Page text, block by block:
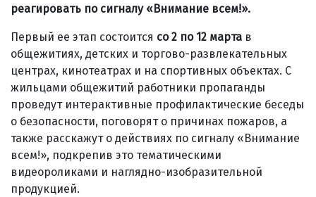
реагировать по сигналу «Внимание всем!».
Первый ее этап состоится со 2 по 12 марта в
общежитиях, детских и торгово-развлекательных
центрах, кинотеатрах и на спортивных объектах. С
жильцами общежитий работники пропаганды
проведут интерактивные профилактические беседы
о безопасности, поговорят о причинах пожаров, а
также расскажут о действиях по сигналу «Внимание
всем!», подкрепив это тематическими
видеороликами и наглядно-изобразительной
продукцией.